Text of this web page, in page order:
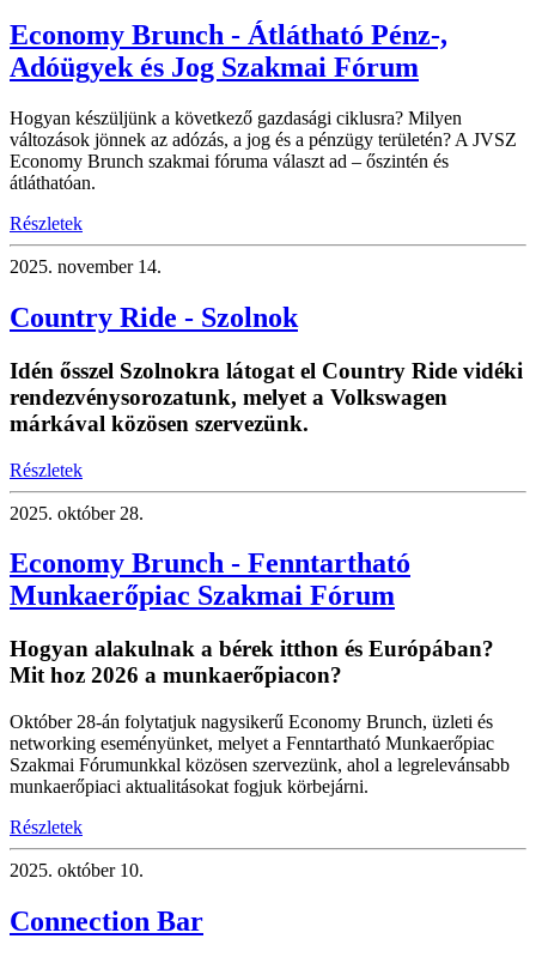
Economy Brunch - Átlátható Pénz-,
Adóügyek és Jog Szakmai Fórum
Hogyan készüljünk a következő gazdasági ciklusra? Milyen
változások jönnek az adózás, a jog és a pénzügy területén? A JVSZ
Economy Brunch szakmai fóruma választ ad – őszintén és
átláthatóan.
Részletek
2025. november 14.
Country Ride - Szolnok
Idén ősszel Szolnokra látogat el Country Ride vidéki
rendezvénysorozatunk, melyet a Volkswagen
márkával közösen szervezünk.
Részletek
2025. október 28.
Economy Brunch - Fenntartható
Munkaerőpiac Szakmai Fórum
Hogyan alakulnak a bérek itthon és Európában?
Mit hoz 2026 a munkaerőpiacon?
Október 28-án folytatjuk nagysikerű Economy Brunch, üzleti és
networking eseményünket, melyet a Fenntartható Munkaerőpiac
Szakmai Fórumunkkal közösen szervezünk, ahol a legrelevánsabb
munkaerőpiaci aktualitásokat fogjuk körbejárni.
Részletek
2025. október 10.
Connection Bar